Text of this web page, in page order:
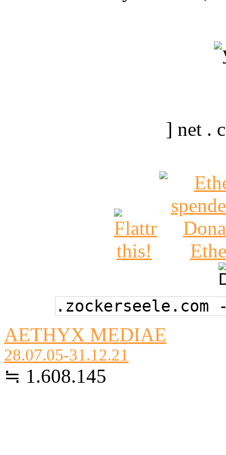
] net .
AETHYX MEDIAE
28.07.05-31.12.21
≒ 1.608.145